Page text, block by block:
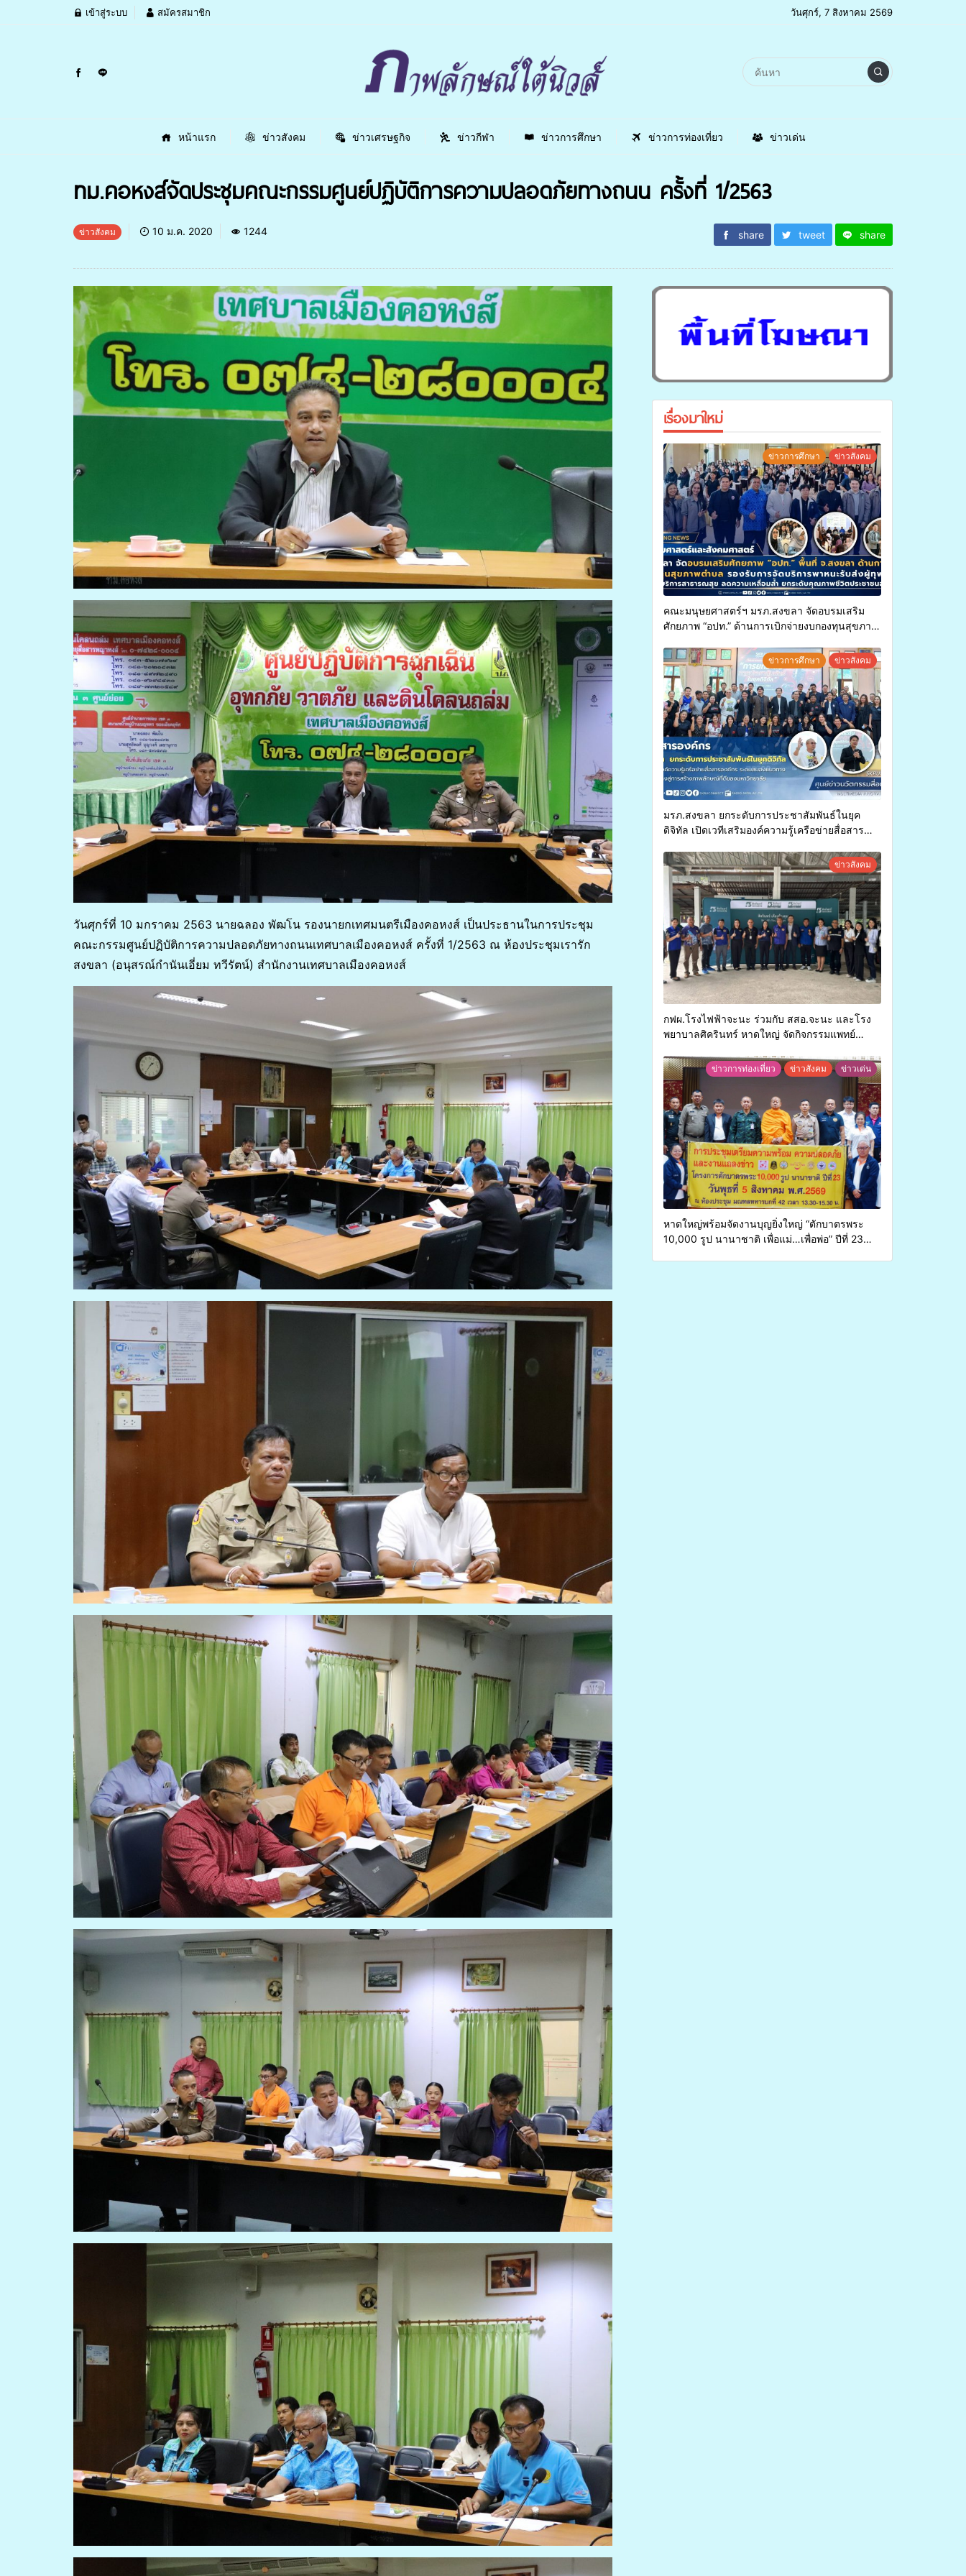
เข้าสู่ระบบ สมัครสมาชิก วันศุกร์, 7 สิงหาคม 2569
หน้าแรก ข่าวสังคม ข่าวเศรษฐกิจ ข่าวกีฬา ข่าวการศึกษา ข่าวการท่องเที่ยว ข่าวเด่น
ทม.คอหงส์จัดประชุมคณะกรรมศูนย์ปฏิบัติการความปลอดภัยทางถนน ครั้งที่ 1/2563
ข่าวสังคม 10 ม.ค. 2020 1244 share tweet share
วันศุกร์ที่ 10 มกราคม 2563 นายฉลอง พัฒโน รองนายกเทศมนตรีเมืองคอหงส์ เป็นประธานในการประชุม
คณะกรรมศูนย์ปฏิบัติการความปลอดภัยทางถนนเทศบาลเมืองคอหงส์ ครั้งที่ 1/2563 ณ ห้องประชุมเรารัก
สงขลา (อนุสรณ์กำนันเอี่ยม ทวีรัตน์) สำนักงานเทศบาลเมืองคอหงส์
เรื่องมาใหม่
ข่าวการศึกษา ข่าวสังคม
คณะมนุษยศาสตร์ฯ มรภ.สงขลา จัดอบรมเสริม
ศักยภาพ “อปท.” ด้านการเบิกจ่ายงบกองทุนสุขภาพ
ทุพพลภาพเพื่อเข้ารับบริการสาธารณสุข ลดความ
เหลื่อมล้ำ ยกระดับคุณภาพชีวิตประชาชนอย่าง
ยั่งยืน
ข่าวการศึกษา ข่าวสังคม
มรภ.สงขลา ยกระดับการประชาสัมพันธ์ในยุค
ดิจิทัล เปิดเวทีเสริมองค์ความรู้เครือข่ายสื่อสาร
การสร้างภาพลักษณ์ที่ดีของมหาวิทยาลัยข่าวสังคม
กฟผ.โรงไฟฟ้าจะนะ ร่วมกับ สสอ.จะนะ และโรง
พยาบาลศิครินทร์ หาดใหญ่ จัดกิจกรรมแพทย์
ข่าวการท่องเที่ยว ข่าวสังคม ข่าวเด่น
หาดใหญ่พร้อมจัดงานบุญยิ่งใหญ่ “ตักบาตรพระ
10,000 รูป นานาชาติ เพื่อแม่…เพื่อพ่อ” ปีที่ 23